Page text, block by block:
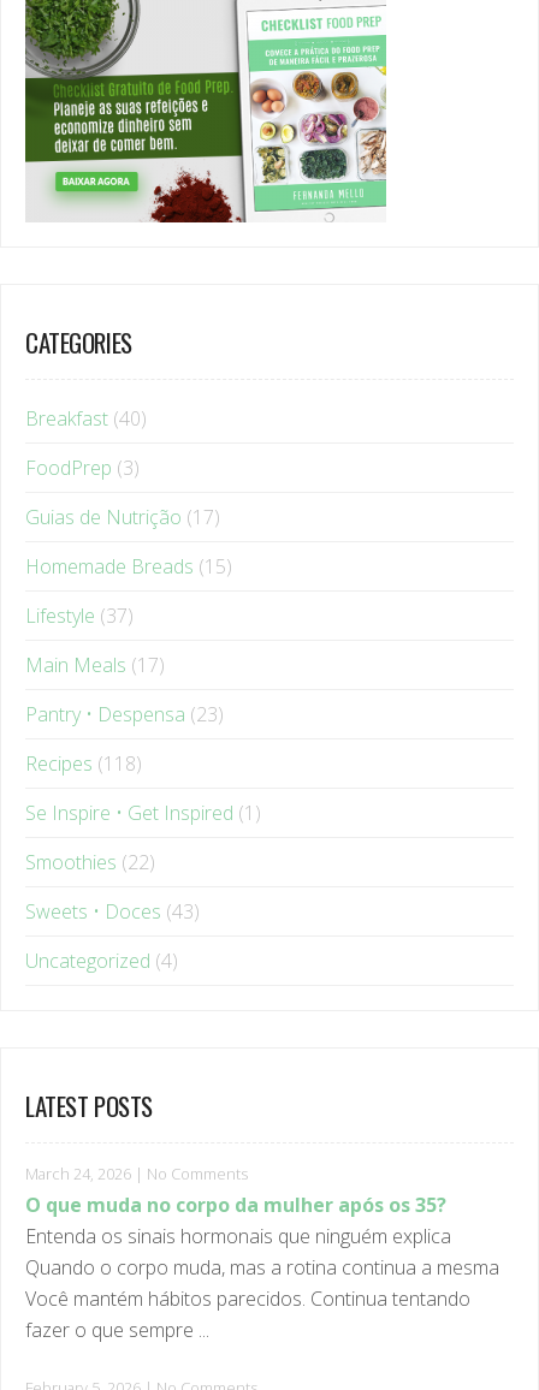
FoodPrep (3)
Guias de Nutrição
Homemade Breads (15)
Lifestyle(37)
Main Meals (17)
Pantry • Despensa
Recipes
(118)
Se Inspire • Get Inspired
Smoothies
(22)
Sweets • Doces
Uncategorized(4)
O que muda no corpo da mulher após os 35?
Entenda os sinais hormonais que ninguém explica
Quando o corpo muda, mas a rotina continua a mesma
Você mantém hábitos parecidos. Continua tentando
fazer o que sempre ...
Por que dietas restritivas afetam sua saúde